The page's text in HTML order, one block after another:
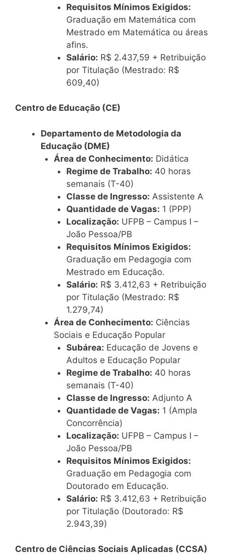
Requisitos Mínimos Exigidos:
Graduação em Matemática com
Mestrado em Matemática ou áreas
afins.
Salário: R$ 2.437,59 + Retribuição
por Titulação (Mestrado: R$
609,40)
Centro de Educação (CE)
Departamento de Metodologia da
Educação (DME)
Área de Conhecimento: Didática
Regime de Trabalho: 40 horas
semanais (T-40)
Classe de Ingresso: Assistente A
Quantidade de Vagas: 1 (PPP)
Localização: UFPB – Campus I –
João Pessoa/PB
Requisitos Mínimos Exigidos:
Graduação em Pedagogia com
Mestrado em Educação.
Salário: R$ 3.412,63 + Retribuição
por Titulação (Mestrado: R$
1.279,74)
Área de Conhecimento: Ciências
Sociais e Educação Popular
Subárea: Educação de Jovens e
Adultos e Educação Popular
Regime de Trabalho: 40 horas
semanais (T-40)
Classe de Ingresso: Adjunto A
Quantidade de Vagas: 1 (Ampla
Concorrência)
Localização: UFPB – Campus I –
João Pessoa/PB
Requisitos Mínimos Exigidos:
Graduação em Pedagogia com
Doutorado em Educação.
Salário: R$ 3.412,63 + Retribuição
por Titulação (Doutorado: R$
2.943,39)
Centro de Ciências Sociais Aplicadas (CCSA)